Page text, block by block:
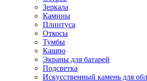
Зеркала
Камины
Плинтуса
Откосы
Тумбы
Кашпо
Экраны для батарей
Подсветка
Искусственный камень для